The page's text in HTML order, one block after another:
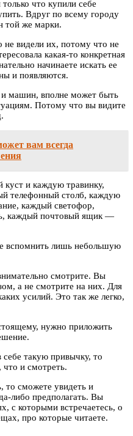
что купили себе
Вдруг по всему городу
той же марки.
не видели их, потому что не
какая-то конкретная
начинаете искать ее
и появляются.
и машин, вполне может быть
Потому что вы видите
вам всегда
и каждую травинку,
телефонный столб, каждую
каждый светофор,
каждый почтовый ящик —
вспомнить лишь небольшую
смотрите. Вы
а не смотрите на них. Для
усилий. Это так же легко,
нужно приложить
такую привычку, то
что и смотреть.
то сможете увидеть и
либо предполагать. Вы
с которыми встречаетесь, о
про которые читаете.